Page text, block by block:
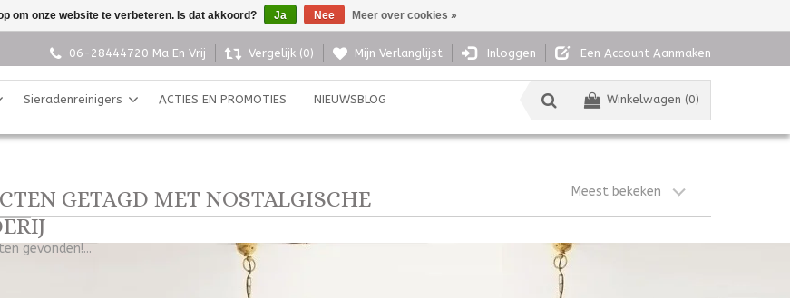
06-28444720 Ma En Vrij Vergelijk (0) Mijn Verlanglijst Inloggen Een Account Aanmaken
Winkelwagen (0)
Sieradenreinigers ACTIES EN PROMOTIES NIEUWSBLOG
GETAGD MET NOSTALGISCHE
Meest bekeken
gevonden!...
om onze website te verbeteren. Is dat akkoord? Ja Nee Meer over cookies »